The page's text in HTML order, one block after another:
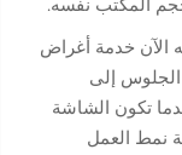
الآن خدمة أغراض
إلى
تكون الشاشة
نمط العمل